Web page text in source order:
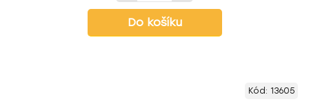
Do košíku
Kód: 13605